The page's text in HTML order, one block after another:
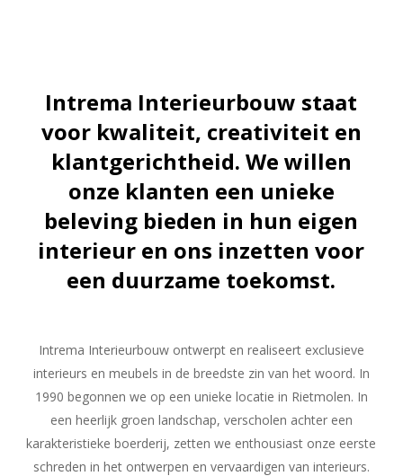
Intrema Interieurbouw staat
voor kwaliteit, creativiteit en
klantgerichtheid. We willen
onze klanten een unieke
beleving bieden in hun eigen
interieur en ons inzetten voor
een duurzame toekomst.
Intrema Interieurbouw ontwerpt en realiseert exclusieve
interieurs en meubels in de breedste zin van het woord. In
1990 begonnen we op een unieke locatie in Rietmolen. In
een heerlijk groen landschap, verscholen achter een
karakteristieke boerderij, zetten we enthousiast onze eerste
schreden in het ontwerpen en vervaardigen van interieurs.